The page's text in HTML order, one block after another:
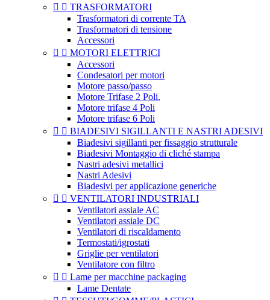
  TRASFORMATORI
Trasformatori di corrente TA
Trasformatori di tensione
Accessori
  MOTORI ELETTRICI
Accessori
Condesatori per motori
Motore passo/passo
Motore Trifase 2 Poli.
Motore trifase 4 Poli
Motore trifase 6 Poli
  BIADESIVI SIGILLANTI E NASTRI ADESIVI
Biadesivi sigillanti per fissaggio strutturale
Biadesivi Montaggio di cliché stampa
Nastri adesivi metallici
Nastri Adesivi
Biadesivi per applicazione generiche
  VENTILATORI INDUSTRIALI
Ventilatori assiale AC
Ventilatori assiale DC
Ventilatori di riscaldamento
Termostati/igrostati
Griglie per ventilatori
Ventilatore con filtro
  Lame per macchine packaging
Lame Dentate